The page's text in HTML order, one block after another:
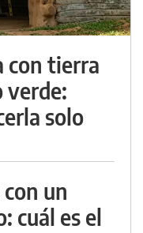
con tierra
verde:
solo
con un
cuál es el